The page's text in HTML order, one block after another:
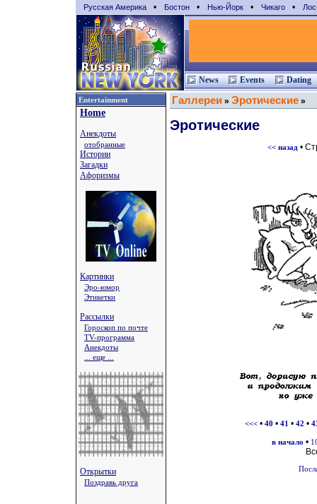
Русская Америка • Бостон • Нью-Йорк • Чикаго •
News Events Dating
Entertainment
Home
Анекдоты
отобранные
Истории
Загадки
Афоризмы
Картинки
Эро-юмор
Этикетки
Рассылки
Гороскоп по почте
TV-программа
Анекдоты
... еще ...
Открытки
Поздравь друга
Галлереи » Эротические »
Эротические
<< назад•
<<< • 40 • 41 • 42 •
в начало •